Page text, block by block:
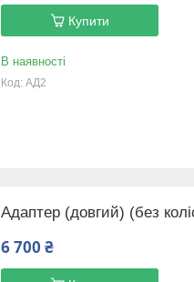
Купити
В наявності
АД2
Адаптер (довгий) (без
6 700 ₴